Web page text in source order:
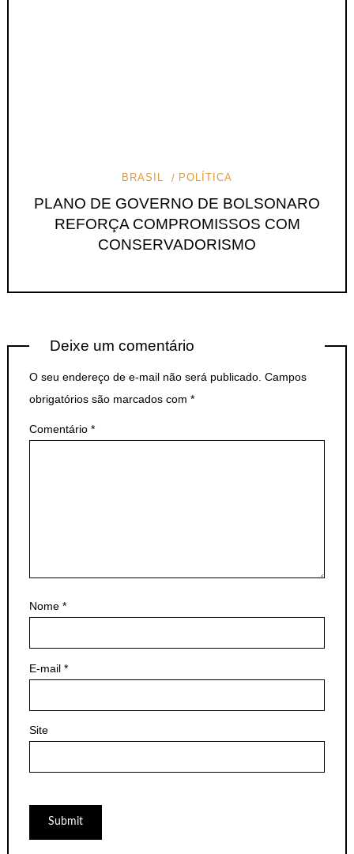
BRASIL POLÍTICA
PLANO DE GOVERNO DE BOLSONARO
REFORÇA COMPROMISSOS COM
CONSERVADORISMO
Deixe um comentário
O seu endereço de e-mail não será publicado. Campos
obrigatórios são marcados com *
Comentário *
Nome *
E-mail *
Site